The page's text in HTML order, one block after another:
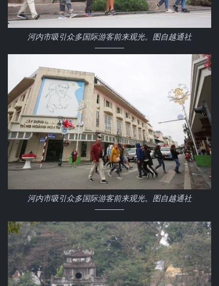
河内市吸引众多国际游客前来观光。图自越通社
河内市吸引众多国际游客前来观光。图自越通社